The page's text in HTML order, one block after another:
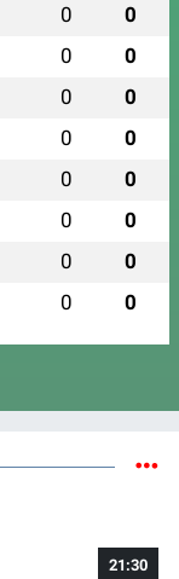
0 0
0 0
0 0
0 0
0 0
0 0
0 0
0 0
21:30